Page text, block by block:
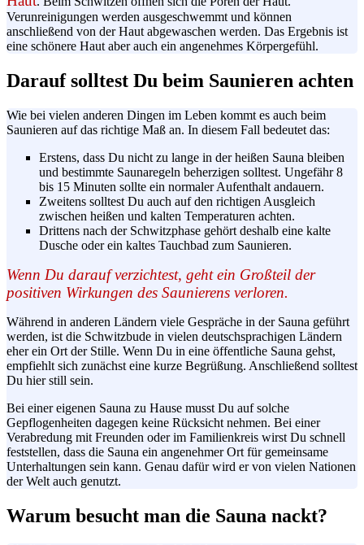
Verunreinigungen werden ausgeschwemmt und können
anschließend von der Haut abgewaschen werden. Das Ergebnis ist
eine schönere Haut aber auch ein angenehmes Körpergefühl.
Darauf solltest Du beim Saunieren achten
Wie bei vielen anderen Dingen im Leben kommt es auch beim
Saunieren auf das richtige Maß an. In diesem Fall bedeutet das:
Erstens, dass Du nicht zu lange in der heißen Sauna bleiben
und bestimmte Saunaregeln beherzigen solltest. Ungefähr 8
bis 15 Minuten sollte ein normaler Aufenthalt andauern.
Zweitens solltest Du auch auf den richtigen Ausgleich
zwischen heißen und kalten Temperaturen achten.
Drittens nach der Schwitzphase gehört deshalb eine kalte
Dusche oder ein kaltes Tauchbad zum Saunieren.
Wenn Du darauf verzichtest, geht ein Großteil der
positiven Wirkungen des Saunierens verloren.
Während in anderen Ländern viele Gespräche in der Sauna geführt
werden, ist die Schwitzbude in vielen deutschsprachigen Ländern
eher ein Ort der Stille. Wenn Du in eine öffentliche Sauna gehst,
empfiehlt sich zunächst eine kurze Begrüßung. Anschließend solltest
Du hier still sein.
Bei einer eigenen Sauna zu Hause musst Du auf solche
Gepflogenheiten dagegen keine Rücksicht nehmen. Bei einer
Verabredung mit Freunden oder im Familienkreis wirst Du schnell
feststellen, dass die Sauna ein angenehmer Ort für gemeinsame
Unterhaltungen sein kann. Genau dafür wird er von vielen Nationen
der Welt auch genutzt.
Warum besucht man die Sauna nackt?